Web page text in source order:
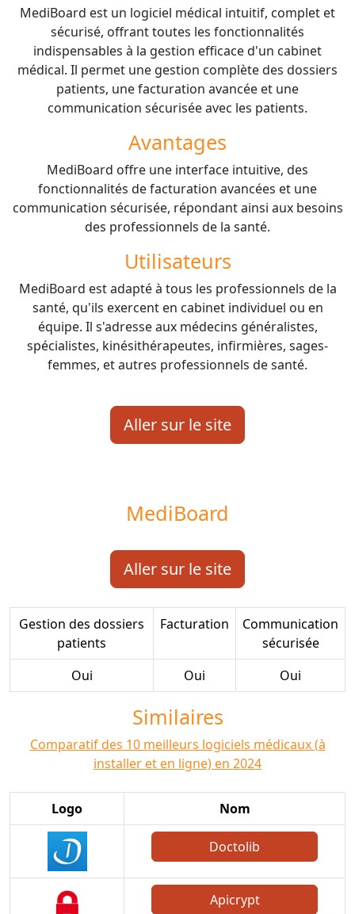
MediBoard est un logiciel médical intuitif, complet et
sécurisé, offrant toutes les fonctionnalités
indispensables à la gestion efficace d'un cabinet
médical. Il permet une gestion complète des dossiers
patients, une facturation avancée et une
communication sécurisée avec les patients.
Avantages
MediBoard offre une interface intuitive, des
fonctionnalités de facturation avancées et une
communication sécurisée, répondant ainsi aux besoins
des professionnels de la santé.
Utilisateurs
MediBoard est adapté à tous les professionnels de la
santé, qu'ils exercent en cabinet individuel ou en
équipe. Il s'adresse aux médecins généralistes,
spécialistes, kinésithérapeutes, infirmières, sages-
femmes, et autres professionnels de santé.
Aller sur le site
MediBoard
Aller sur le site
Gestion des dossiers
patients
Facturation
Communication
sécurisée
Oui
Oui Oui
Similaires
Comparatif des 10 meilleurs logiciels médicaux (à
installer et en ligne) en 2024
Logo Nom
Doctolib
Apicrypt